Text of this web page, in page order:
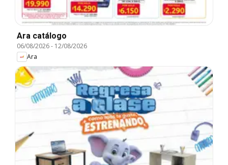
Ara catálogo
06/08/2026- 12/08/2026
Ara